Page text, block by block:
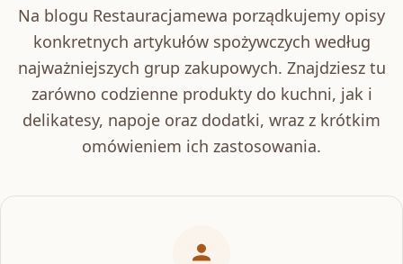
Na blogu Restauracjamewa porządkujemy opisy
konkretnych artykułów spożywczych według
najważniejszych grup zakupowych. Znajdziesz tu
zarówno codzienne produkty do kuchni, jak i
delikatesy, napoje oraz dodatki, wraz z krótkim
omówieniem ich zastosowania.